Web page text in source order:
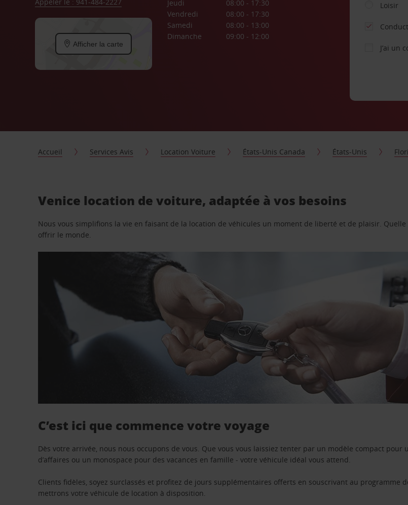
Afficher la carte
Jeudi
08:00 - 17:30
Vendredi
08:00 - 17:30
Samedi
08:00 - 13:00
Dimanche
09:00 - 12:00
Loisir
J’ai un
Accueil Services Avis Location Voiture États-Unis Canada États-Unis
Venice location de voiture, adaptée à vos besoins
Nous vous simplifions la vie en faisant de la location de véhicules un moment de liberté et de plaisir.
offrir le monde.
C’est ici que commence votre voyage
Dès votre arrivée, nous nous occupons de vous. Que vous vous laissiez tenter par un modèle compact
d’affaires ou un monospace pour des vacances en famille - votre véhicule idéal vous attend.
Clients fidèles, soyez surclassés et profitez de jours supplémentaires offerts en souscrivant au programme
mettrons votre véhicule de location à disposition.